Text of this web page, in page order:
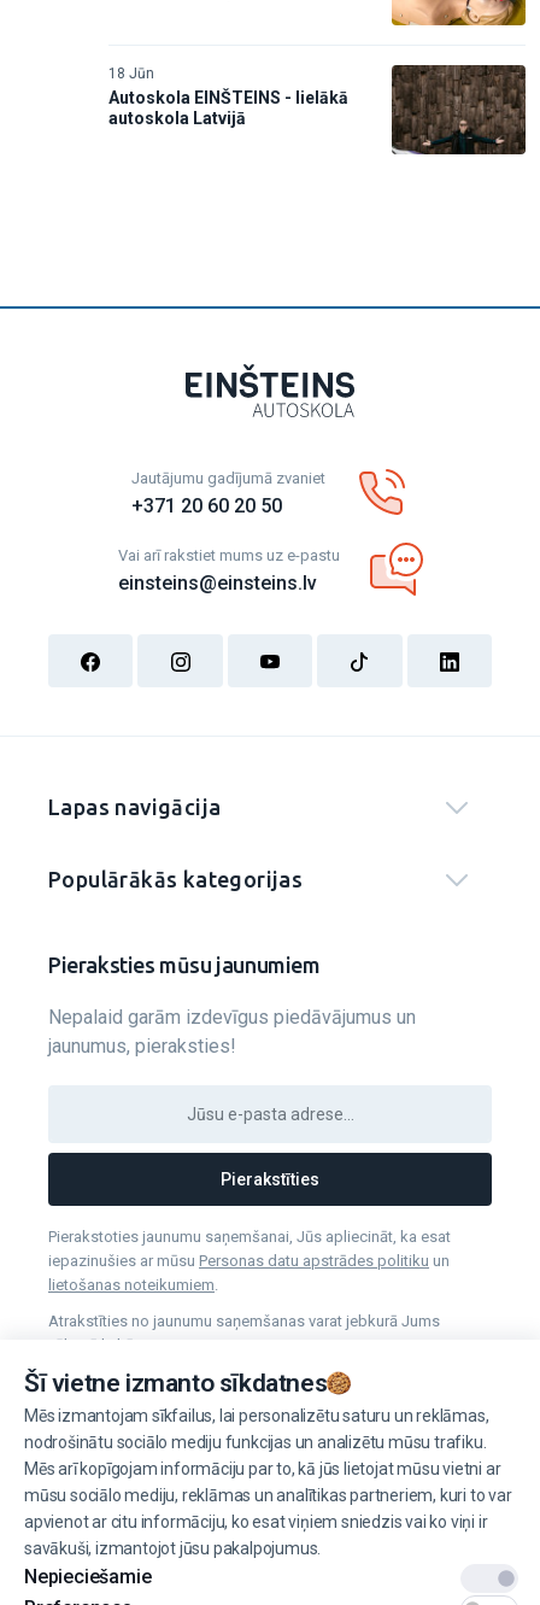
18 Jūn
Autoskola EINŠTEINS - lielākā
autoskola Latvijā
Šī vietne izmanto sīkdatnes
Mēs izmantojam sīkfailus, lai personalizētu saturu un reklāmas,
nodrošinātu sociālo mediju funkcijas un analizētu mūsu trafiku.
Mēs arī kopīgojam informāciju par to, kā jūs lietojat mūsu vietni ar
mūsu sociālo mediju, reklāmas un analītikas partneriem, kuri to var
apvienot ar citu informāciju, ko esat viņiem sniedzis vai ko viņi ir
savākuši, izmantojot jūsu pakalpojumus.
Nepieciešamie
Jautājumu gadījumā zvaniet
+371 20 60 20 50
Vai arī rakstiet mums uz e-pastu
einsteins@einsteins.lv
Lapas navigācija
Populārākās kategorijas
Pieraksties mūsu jaunumiem
Nepalaid garām izdevīgus piedāvājumus un
jaunumus, pieraksties!
Pierakstīties
Pierakstoties jaunumu saņemšanai, Jūs apliecināt, ka esat
iepazinušies ar mūsu Personas datu apstrādes politiku un
lietošanas noteikumiem.
Atrakstīties no jaunumu saņemšanas varat jebkurā Jums
vēlamā laikā.
Pārvaldīt sīkdatnes
© 2022 EINŠTEINS AUTOSKOLA. Visas tiesības aizsargātas.